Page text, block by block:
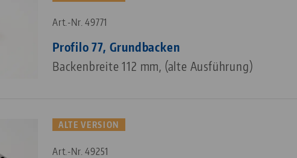
Art.-Nr. 49771
Profilo 77, Grundbacken
Backenbreite 112 mm, (alte Ausführung)
ALTE VERSION
Art.-Nr. 49251